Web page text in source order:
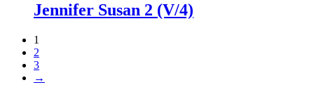
Jennifer Susan 2 (V/4)
1
2
3
→